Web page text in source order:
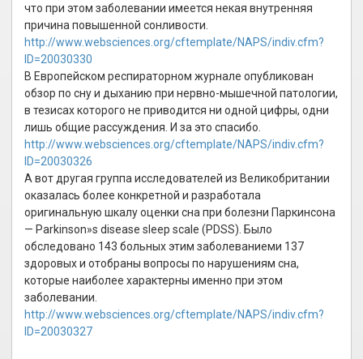
что при этом заболевании имеется некая внутренняя
причина повышенной сонливости.
http://www.websciences.org/cftemplate/NAPS/indiv.cfm?
ID=20030330
В Европейском респираторном журнале опубликован
обзор по сну и дыханию при нервно-мышечной патологии,
в тезисах которого не приводится ни одной цифры, одни
лишь общие рассуждения. И за это спасибо.
http://www.websciences.org/cftemplate/NAPS/indiv.cfm?
ID=20030326
А вот другая группа исследователей из Великобритании
оказалась более конкретной и разработала
оригинальную шкалу оценки сна при болезни Паркинсона
— Parkinson»s disease sleep scale (PDSS). Было
обследовано 143 больных этим заболеваниеми 137
здоровых и отобраны вопросы по нарушениям сна,
которые наиболее характерны именно при этом
заболевании.
http://www.websciences.org/cftemplate/NAPS/indiv.cfm?
ID=20030327